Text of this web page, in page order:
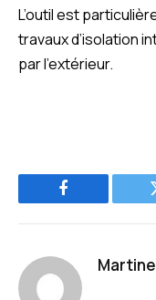
L’outil est
travaux d’isolation
par l’extérieur.
Facebook